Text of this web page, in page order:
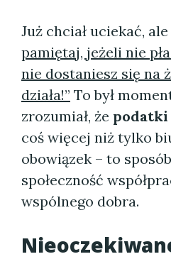
Już chciał uciekać,
pamiętaj, jeżeli nie
nie dostaniesz się na
działa!” To był
zrozumiał, że podatki
coś więcej niż tylko
obowiązek – to
społeczność
wspólnego dobra.